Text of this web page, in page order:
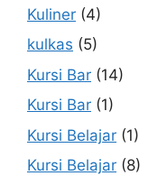
Kuliner (4)
kulkas (5)
Kursi Bar (14)
Kursi Bar (1)
Kursi Belajar (1)
Kursi Belajar (8)